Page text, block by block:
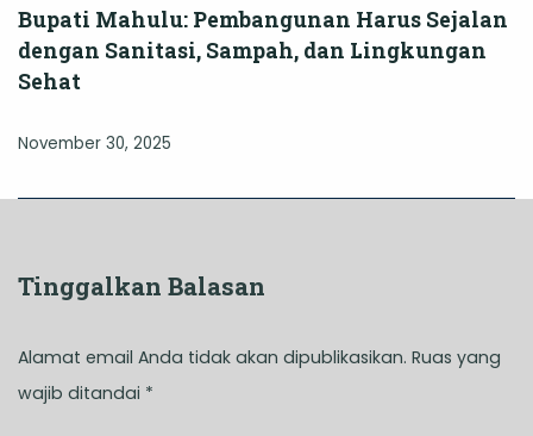
Bupati Mahulu: Pembangunan Harus Sejalan
dengan Sanitasi, Sampah, dan Lingkungan
Sehat
November 30, 2025
Tinggalkan Balasan
Alamat email Anda tidak akan dipublikasikan. Ruas yang
wajib ditandai *